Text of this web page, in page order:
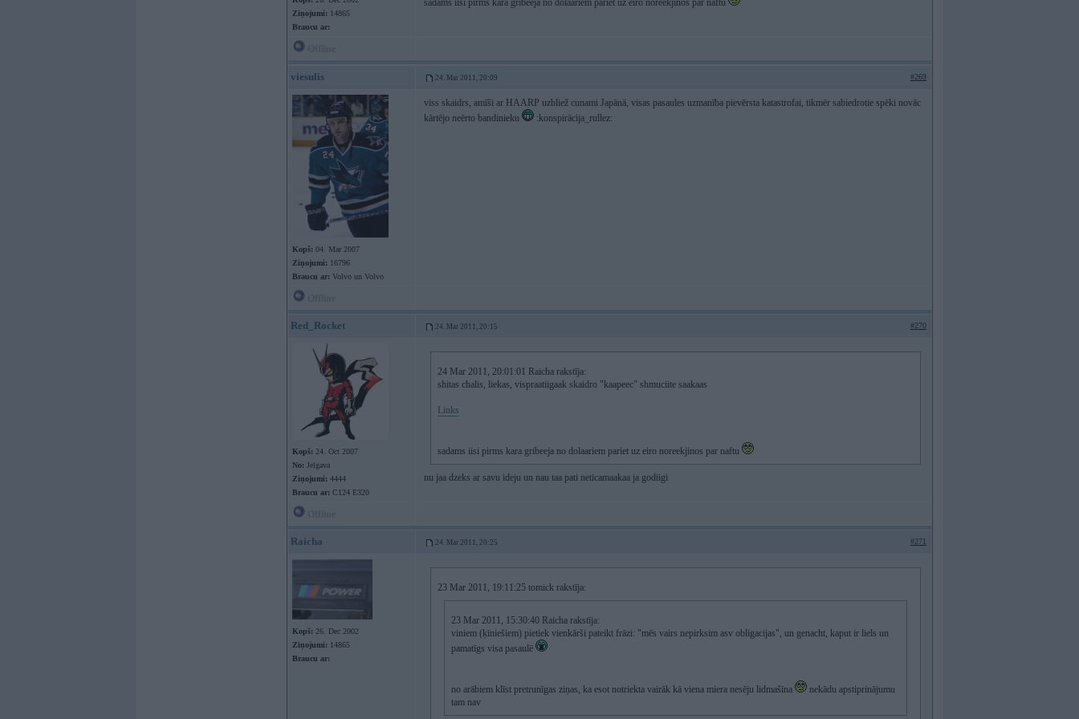
Ziņojumi: 14865
Braucu ar:
sadams iisi pirms kara gribeeja no dolaariem pariet uz eiro noreekjinos par naftu
viesulis 24. Mar 2011, 20:09 #269
Kopš: 04. Mar 2007
Ziņojumi: 16796
Braucu ar: Volvo un Volvo
viss skaidrs, amīši ar HAARP uzbliež cunami Japānā, visas pasaules uzmanība pievērsta katastrofai, tikmēr sabiedrotie spēki novāc
kārtējo neērto bandinieku
:konspirācija_rullez:
Red_Rocket 24. Mar 2011, 20:15 #270
Kopš: 24. Oct 2007
No: Jelgava
Ziņojumi: 4444
Braucu ar: C124 E320
24 Mar 2011, 20:01:01 Raicha rakstīja:
shitas chalis, liekas, vispraatiigaak skaidro "kaapeec" shmuciite saakaas
Links
sadams iisi pirms kara gribeeja no dolaariem pariet uz eiro noreekjinos par naftu
nu jaa dzeks ar savu ideju un nau taa pati neticamaakaa ja godiigi
Raicha 24. Mar 2011, 20:25 #271
Kopš: 26. Dec 2002
Ziņojumi: 14865
Braucu ar:
23 Mar 2011, 19:11:25 tomick rakstīja:
23 Mar 2011, 15:30:40 Raicha rakstīja:
viniem (ķīniešiem) pietiek vienkārši pateikt frāzi: "mēs vairs nepirksim asv obligacijas", un genacht, kaput ir liels un
pamatīgs visa pasaulē
no arābiem klīst pretrunīgas ziņas, ka esot notriekta vairāk kā viena miera nesēju lidmašīna
nekādu apstiprinājumu
tam nav